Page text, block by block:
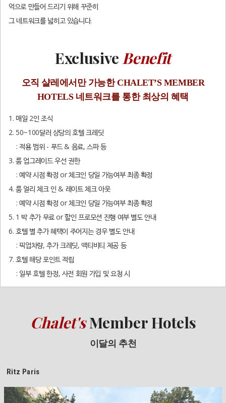
억으로 만들어 드리기 위해 꾸준히
그 네트워크를 넓히고 있습니다.
Exclusive Benefit
오직 샬레에서만 가능한 CHALET’S MEMBER
HOTELS 네트워크를 통한 최상의 혜택
1. 매일 2인 조식
2. 50~100달러 상당의 호텔 크레딧
: 적용 범위 - 푸드 & 음료, 스파 등
3. 룸 업그레이드 우선 권한
: 예약 시점 확정 or 체크인 당일 가능여부 최종 확정
4. 룸 얼리 체크 인 & 레이트 체크 아웃
: 예약 시점 확정 or 체크인 당일 가능여부 최종 확정
5. 1 박 추가 무료 or 할인 프로모션 진행 여부 별도 안내
6. 호텔 별 추가 혜택이 주어지는 경우 별도 안내
: 픽업차량, 추가 크레딧, 액티비티 제공 등
7. 호텔 해당 포인트 적립
: 일부 호텔 한정, 사전 회원 가입 및 요청 시
이달의 추천
Chalet'sMember Hotels
Ritz Paris